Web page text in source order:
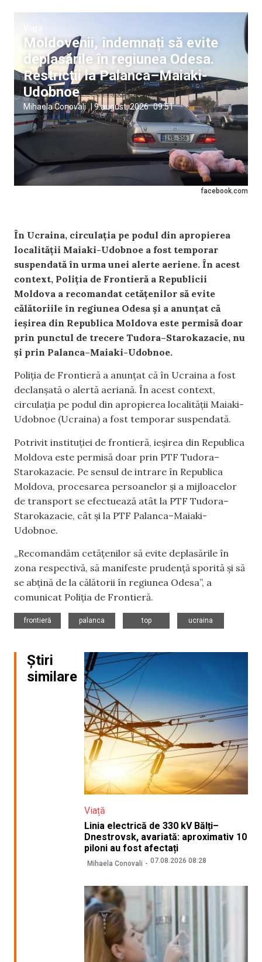
facebook.com
Moldovenii, îndemnați să evite
deplasările în regiunea Odesa.
Restricții la Palanca–Maiaki-
Udobnoe
Mihaela Conovali |9 august, 2026 09:51
În Ucraina, circulația pe podul din apropierea
localității Maiaki-Udobnoe a fost temporar
suspendată în urma unei alerte aeriene. În acest
context, Poliția de Frontieră a Republicii
Moldova a recomandat cetățenilor să evite
călătoriile în regiunea Odesa și a anunțat că
ieșirea din Republica Moldova este permisă doar
prin punctul de trecere Tudora–Starokazacie, nu
și prin Palanca–Maiaki-Udobnoe.
Poliția de Frontieră a anunțat că în Ucraina a fost
declanșată o alertă aeriană. În acest context,
circulația pe podul din apropierea localității Maiaki-
Udobnoe (Ucraina) a fost temporar suspendată.
Potrivit instituției de frontieră, ieșirea din Republica
Moldova este permisă doar prin PTF Tudora–
Starokazacie. Pe sensul de intrare în Republica
Moldova, procesarea persoanelor și a mijloacelor
de transport se efectuează atât la PTF Tudora–
Starokazacie, cât și la PTF Palanca–Maiaki-
Udobnoe.
„Recomandăm cetățenilor să evite deplasările în
zona respectivă, să manifeste prudență sporită și să
se abțină de la călătorii în regiunea Odesa”, a
comunicat Poliția de Frontieră.
frontieră
palanca
top
ucraina
Știri
similare
Viață
Linia electrică de 330 kV Bălți–
Dnestrovsk, avariată: aproximativ 10
piloni au fost afectați
Mihaela Conovali 07.08.2026 08:28